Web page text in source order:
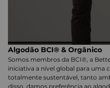
Algodão BCI® & Orgânico
Somos membros da BCI®, a
iniciativa a nível global para uma
totalmente sustentável, tanto
disso, damos preferência ao